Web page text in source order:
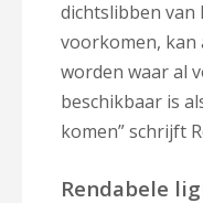
dichtslibben van
voorkomen, kan
worden waar al
beschikbaar is
komen” schrijft
Rendabele